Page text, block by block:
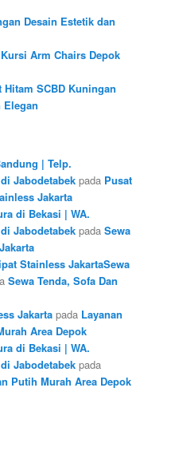
Desain Estetik dan
Arm Chairs Depok
Hitam SCBD Kuningan
Elegan
| Telp.
Jabodetabek pada Pusat
Jakarta
di Bekasi | WA.
Jabodetabek padaSewa
Stainless JakartaSewa
Sewa Tenda, Sofa Dan
Jakarta pada Layanan
Area Depok
di Bekasi | WA.
Jabodetabek pada
Putih Murah Area Depok